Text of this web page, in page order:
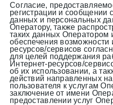
Согласие,
регистрации и сообщении
данных и персональных
Оператору, также
таких данных Оператором
обеспечения возможности
ресурсов/сервисов
для целей поддержания
Интернет-ресурсов/
об их использовании, а
действий направленных
пользователя к услугам
заключение от имени
предоставлении услуг